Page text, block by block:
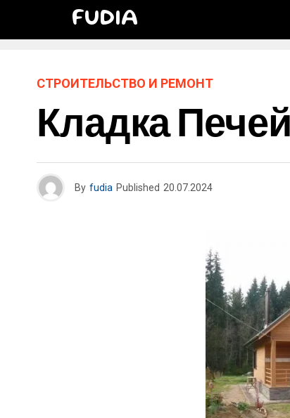
FUDIA
СТРОИТЕЛЬСТВО И РЕМОНТ
Кладка
By fudia Published 20.07.2024